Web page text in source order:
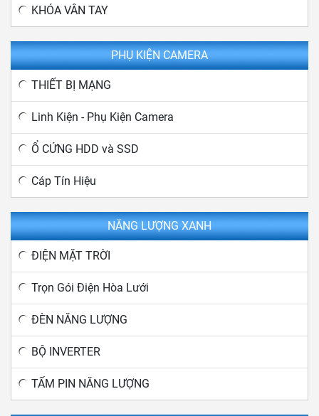
KHÓA VÂN TAY
PHỤ KIỆN CAMERA
THIẾT BỊ MẠNG
Linh Kiện - Phụ Kiện Camera
Ổ CỨNG HDD và SSD
Cáp Tín Hiệu
NĂNG LƯỢNG XANH
ĐIỆN MẶT TRỜI
Trọn Gói Điện Hòa Lưới
ĐÈN NĂNG LƯỢNG
BỘ INVERTER
TẤM PIN NĂNG LƯỢNG